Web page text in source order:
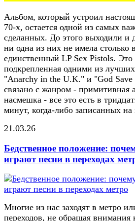
Альбом, который устроил
70-х, остается одной из самых
сделанных. До этого выходили и
ни одна из них не имела столько
единственный LP Sex Pistols.
подкрепленная одними из
"Anarchy in the U.K." и "God Save
связано с жанром - примитивная
насмешка - все это есть в
минут, когда-либо записанных
21.03.26
Бедственное положение:
играют песни в переходах
Многие из нас заходят в метро
переходов, не обращая внимания